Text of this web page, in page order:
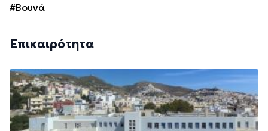
#Βουνά
Επικαιρότητα